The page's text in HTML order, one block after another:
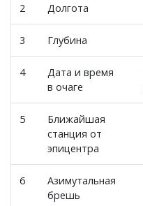
2 Долгота
3 Глубина
4
Дата и время
в очаге
5
Ближайшая
станция от
эпицентра
6
Азимутальная
брешь